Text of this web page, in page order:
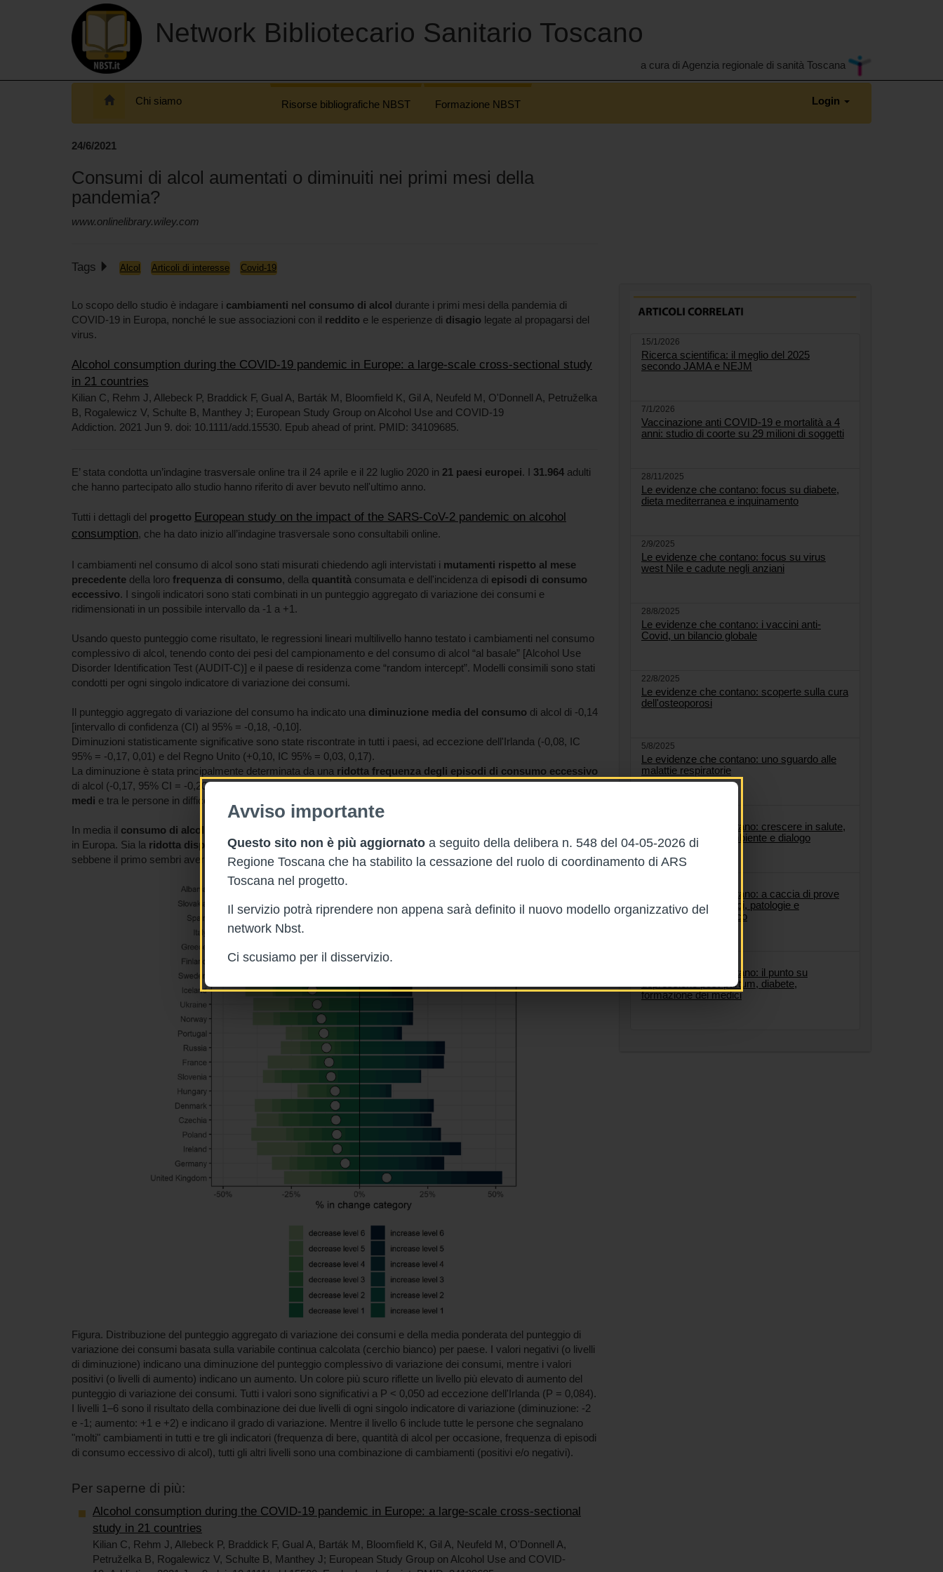
Avviso importante
Questo sito non è più aggiornato a seguito della delibera n. 548 del 04-05-2026 di
Regione Toscana che ha stabilito la cessazione del ruolo di coordinamento di ARS
Toscana nel progetto.
Il servizio potrà riprendere non appena sarà definito il nuovo modello organizzativo del
network Nbst.
Ci scusiamo per il disservizio.
Network Bibliotecario Sanitario Toscano
a cura di Agenzia regionale di sanità Toscana
Chi siamo Risorse bibliografiche NBST Formazione NBST Login
24/6/2021
Consumi di alcol aumentati o diminuiti nei primi mesi della
pandemia?
www.onlinelibrary.wiley.com
Tags Alcol Articoli di interesse Covid-19
Lo scopo dello studio è indagare i cambiamenti nel consumo di alcol durante i primi mesi della pandemia di
COVID-19 in Europa, nonché le sue associazioni con il reddito e le esperienze di disagio legate al propagarsi del
virus.
Alcohol consumption during the COVID-19 pandemic in Europe: a large-scale cross-sectional study
in 21 countries
Kilian C, Rehm J, Allebeck P, Braddick F, Gual A, Barták M, Bloomfield K, Gil A, Neufeld M, O'Donnell A, Petruželka
B, Rogalewicz V, Schulte B, Manthey J; European Study Group on Alcohol Use and COVID-19
Addiction. 2021 Jun 9. doi: 10.1111/add.15530. Epub ahead of print. PMID: 34109685.
E’ stata condotta un’indagine trasversale online tra il 24 aprile e il 22 luglio 2020 in 21 paesi europei. I 31.964 adulti
che hanno partecipato allo studio hanno riferito di aver bevuto nell'ultimo anno.
Tutti i dettagli del progetto European study on the impact of the SARS-CoV-2 pandemic on alcohol
consumption, che ha dato inizio all’indagine trasversale sono consultabili online.
I cambiamenti nel consumo di alcol sono stati misurati chiedendo agli intervistati i mutamenti rispetto al mese
precedente della loro frequenza di consumo, della quantità consumata e dell'incidenza di episodi di consumo
eccessivo. I singoli indicatori sono stati combinati in un punteggio aggregato di variazione dei consumi e
ridimensionati in un possibile intervallo da -1 a +1.
Usando questo punteggio come risultato, le regressioni lineari multilivello hanno testato i cambiamenti nel consumo
complessivo di alcol, tenendo conto dei pesi del campionamento e del consumo di alcol “al basale” [Alcohol Use
Disorder Identification Test (AUDIT-C)] e il paese di residenza come “random intercept”. Modelli consimili sono stati
condotti per ogni singolo indicatore di variazione dei consumi.
Il punteggio aggregato di variazione del consumo ha indicato una diminuzione media del consumo di alcol di -0,14
[intervallo di confidenza (CI) al 95% = -0,18, -0,10].
Diminuzioni statisticamente significative sono state riscontrate in tutti i paesi, ad eccezione dell'Irlanda (-0,08, IC
95% = -0,17, 0,01) e del Regno Unito (+0,10, IC 95% = 0,03, 0,17).
La diminuzione è stata principalmente determinata da una ridotta frequenza degli episodi di consumo eccessivo
di alcol (-0,17, 95% CI = -0,20, -0,14). Icali dei consumisono statimeno marcatitra coloro conredditi bassi o
medi e tra le persone in difficoltà.
In media il consumo di alcol
in Europa. Sia la ridotta disponibilità di alcolche l'aumento del disagiopossono aver influito sul consumo,
sebbene il primo sembri aver avuto un impatto maggiore in termini di effetti immediati.
Figura. Distribuzione del punteggio aggregato di variazione dei consumi e della media ponderata del punteggio di
variazione dei consumi basata sulla variabile continua calcolata (cerchio bianco) per paese. I valori negativi (o livelli
di diminuzione) indicano una diminuzione del punteggio complessivo di variazione dei consumi, mentre i valori
positivi (o livelli di aumento) indicano un aumento. Un colore più scuro riflette un livello più elevato di aumento del
punteggio di variazione dei consumi. Tutti i valori sono significativi a P < 0,050 ad eccezione dell'Irlanda (P = 0,084).
I livelli 1–6 sono il risultato della combinazione dei due livelli di ogni singolo indicatore di variazione (diminuzione: -2
e -1; aumento: +1 e +2) e indicano il grado di variazione. Mentre il livello 6 include tutte le persone che segnalano
"molti" cambiamenti in tutti e tre gli indicatori (frequenza di bere, quantità di alcol per occasione, frequenza di episodi
di consumo eccessivo di alcol), tutti gli altri livelli sono una combinazione di cambiamenti (positivi e/o negativi).
Per saperne di più:
Alcohol consumption during the COVID-19 pandemic in Europe: a large-scale cross-sectional
study in 21 countries
Kilian C, Rehm J, Allebeck P, Braddick F, Gual A, Barták M, Bloomfield K, Gil A, Neufeld M, O'Donnell A,
Petruželka B, Rogalewicz V, Schulte B, Manthey J; European Study Group on Alcohol Use and COVID-
15/1/2026
Ricerca scientifica: il meglio del 2025
secondo JAMA e NEJM
7/1/2026
Vaccinazione anti COVID-19 e mortalità a 4
anni: studio di coorte su 29 milioni di soggetti
28/11/2025
Le evidenze che contano: focus su diabete,
dieta mediterranea e inquinamento
2/9/2025
Le evidenze che contano: focus su virus
west Nile e cadute negli anziani
28/8/2025
Le evidenze che contano: i vaccini anti-
Covid, un bilancio globale
22/8/2025
Le evidenze che contano: scoperte sulla cura
dell'osteoporosi
5/8/2025
Le evidenze che contano: uno sguardo alle
malattie respiratorie
Le evidenze che contano: crescere in salute,
tra alimentazione, ambiente e dialogo
Le evidenze che contano: a caccia di prove
scientifiche tra farmaci, patologie e
cambiamento climatico
Le evidenze che contano: il punto su
depressione post-partum, diabete,
formazione dei medici